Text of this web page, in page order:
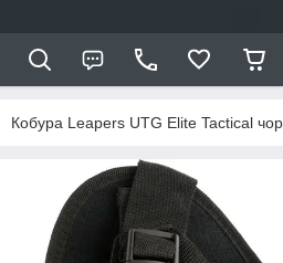
Кобура Leapers UTG Elite Tactical